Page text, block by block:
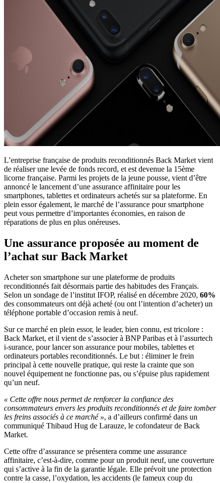
L’entreprise française de produits reconditionnés Back Market vient
de réaliser une levée de fonds record, et est devenue la 15ème
licorne française. Parmi les projets de la jeune pousse, vient d’être
annoncé le lancement d’une assurance affinitaire pour les
smartphones, tablettes et ordinateurs achetés sur sa plateforme. En
plein essor également, le marché de l’assurance pour smartphone
peut vous permettre d’importantes économies, en raison de
réparations de plus en plus onéreuses.
Une assurance proposée au moment de
l’achat sur Back Market
Acheter son smartphone sur une plateforme de produits
reconditionnés fait désormais partie des habitudes des Français.
Selon un sondage de l’institut IFOP, réalisé en décembre 2020, 60%
des consommateurs ont déjà acheté (ou ont l’intention d’acheter) un
téléphone portable d’occasion remis à neuf.
Sur ce marché en plein essor, le leader, bien connu, est tricolore :
Back Market, et il vient de s’associer à BNP Paribas et à l’assurtech
i-surance, pour lancer son assurance pour mobiles, tablettes et
ordinateurs portables reconditionnés. Le but : éliminer le frein
principal à cette nouvelle pratique, qui reste la crainte que son
nouvel équipement ne fonctionne pas, ou s’épuise plus rapidement
qu’un neuf.
« Cette offre nous permet de renforcer la confiance des
consommateurs envers les produits reconditionnés et de faire tomber
les freins associés à ce marché », a d’ailleurs confirmé dans un
communiqué Thibaud Hug de Larauze, le cofondateur de Back
Market.
Cette offre d’assurance se présentera comme une assurance
affinitaire, c’est-à-dire, comme pour un produit neuf, une couverture
qui s’active à la fin de la garantie légale. Elle prévoit une protection
contre la casse, l’oxydation, les accidents (le fameux coup du